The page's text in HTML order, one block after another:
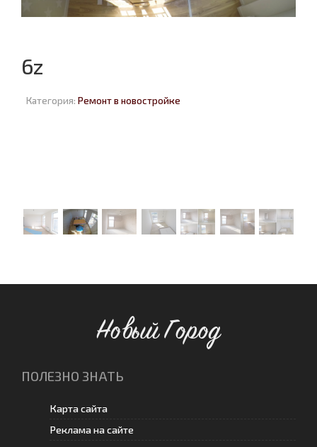
6z
Категория: Ремонт в новостройке
Новый Город
ПОЛЕЗНО ЗНАТЬ
Карта сайта
Реклама на сайте